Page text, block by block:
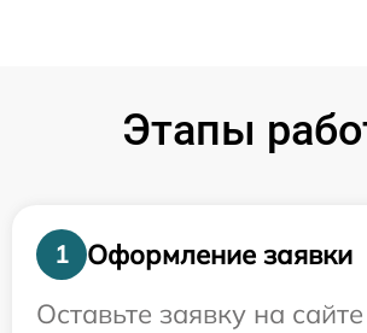
Этапы
1
Оформление заявки
Оставьте заявку на сайте